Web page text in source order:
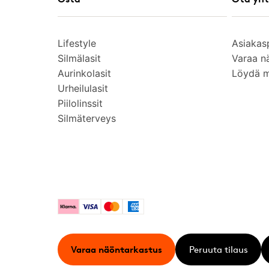
Lifestyle
Silmälasit
Aurinkolasit
Urheilulasit
Piilolinssit
Silmäterveys
Varaa
Löydä
KlarnaVisa MastercardAmerican Express
Varaa näöntarkastus Peruuta tilaus